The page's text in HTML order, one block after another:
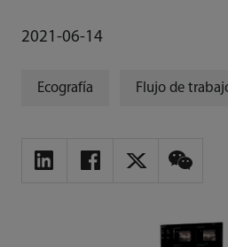
2021-06-14
Ecografía Flujo de